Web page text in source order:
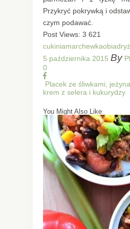
Przykryć pokrywką i
czym podawać.
Post Views: 3 621
cukiniamarchewkaobiadryż
5 października 2015 By
0
Placek ze śliwkami,
krem z selera i kukurydzy
You Might Also Like